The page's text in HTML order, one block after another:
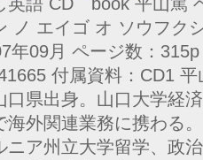
ノ エイゴ オ ソウフク
年09月 ページ数：
付属資料：CD1
口県出身。山口大学経
海外関連業務に携わる
ニア州立大学留学、政